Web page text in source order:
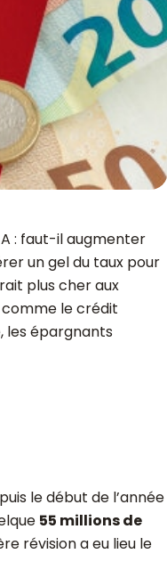
: faut-il augmenter
un gel du taux pour
plus cher aux
comme le crédit
les épargnants
le début de l’année
55 millions de
révision a eu lieu le